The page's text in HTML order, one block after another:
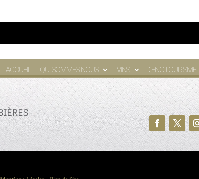
ACCUEIL QUI SOMMES-NOUS VINS ŒNOTOURISME